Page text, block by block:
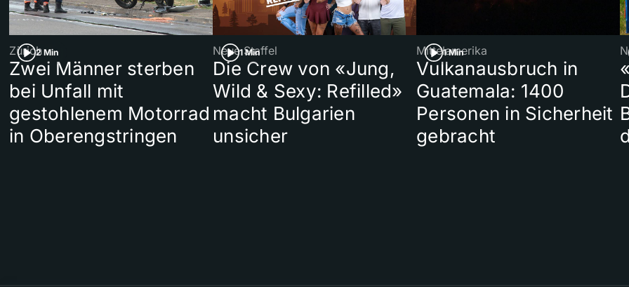
2 Min
Zürich
Zwei Männer sterben
bei Unfall mit
gestohlenem Motorrad
in Oberengstringen
1 Min
Neue Staffel
Die Crew von «Jung,
Wild & Sexy: Refilled»
macht Bulgarien
unsicher
1 Min
Mittelamerika
Vulkanausbruch in
Guatemala: 1400
Personen in Sicherheit
gebracht